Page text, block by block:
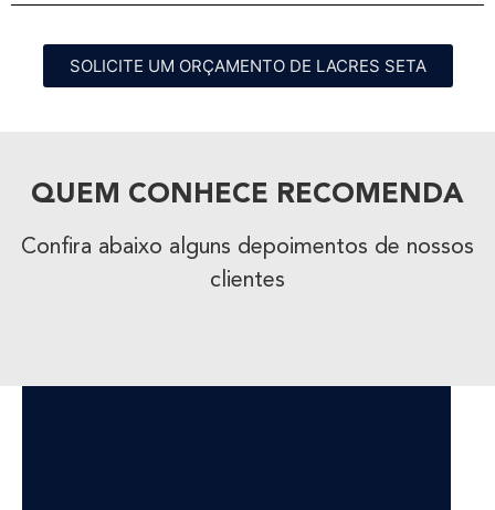
SOLICITE UM ORÇAMENTO DE LACRES SETA
QUEM CONHECE RECOMENDA
Confira abaixo alguns depoimentos de nossos
clientes